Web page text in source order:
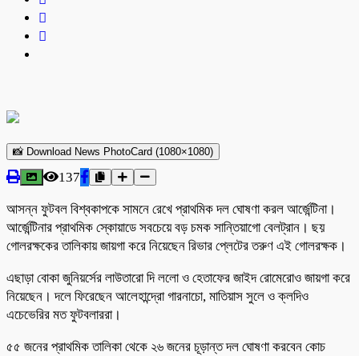
📸 Download News PhotoCard (1080×1080)
137
আসন্ন ফুটবল বিশ্বকাপকে সামনে রেখে প্রাথমিক দল ঘোষণা করল আর্জেন্টিনা।
আর্জেন্টিনার প্রাথমিক স্কোয়াডে সবচেয়ে বড় চমক সান্তিয়াগো বেলট্রান। ছয়
গোলরক্ষকের তালিকায় জায়গা করে নিয়েছেন রিভার প্লেটের তরুণ এই গোলরক্ষক।
এছাড়া বোকা জুনিয়র্সের লাউতারো দি ললো ও হেতাফের জাইদ রোমেরোও জায়গা করে
নিয়েছেন। দলে ফিরেছেন আলেহান্দ্রো গারনাচো, মাতিয়াস সুলে ও ক্লদিও
এচেভেরির মত ফুটবলাররা।
৫৫ জনের প্রাথমিক তালিকা থেকে ২৬ জনের চূড়ান্ত দল ঘোষণা করবেন কোচ